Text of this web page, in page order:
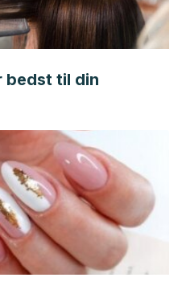
bedst til din